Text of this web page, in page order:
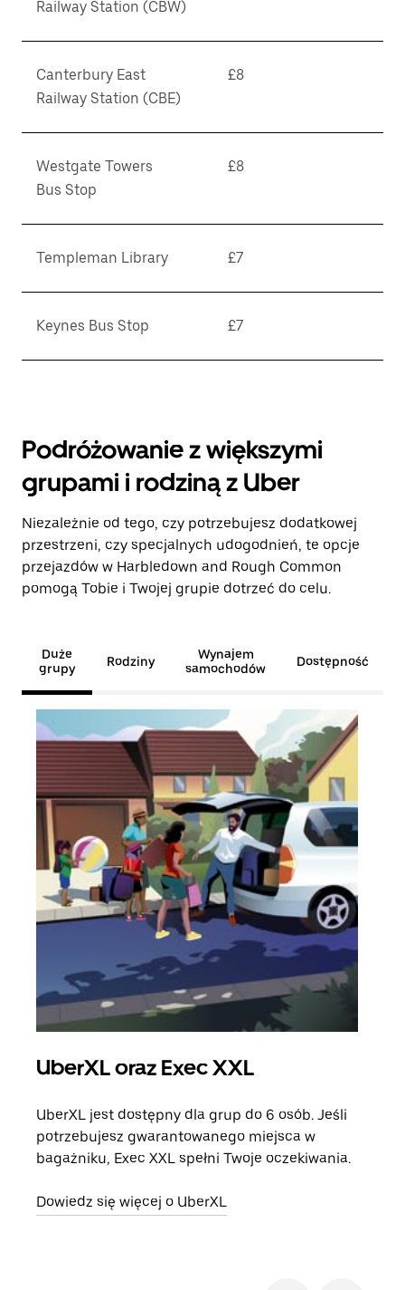
Railway Station (CBW)
Canterbury East
Railway Station (CBE)
£8
Westgate Towers
Bus Stop
£8
Templeman Library £7
Keynes Bus Stop £7
Podróżowanie z większymi
grupami i rodziną z Uber
Niezależnie od tego, czy potrzebujesz dodatkowej
przestrzeni, czy specjalnych udogodnień, te opcje
przejazdów w Harbledown and Rough Common
pomogą Tobie i Twojej grupie dotrzeć do celu.
Duże
grupy
Rodziny
Wynajem
samochodów
Dostępność
UberXL oraz Exec XXL
UberXL jest dostępny dla grup do 6 osób. Jeśli
potrzebujesz gwarantowanego miejsca w
bagażniku, Exec XXL spełni Twoje oczekiwania.
Dowiedz się więcej o UberXL